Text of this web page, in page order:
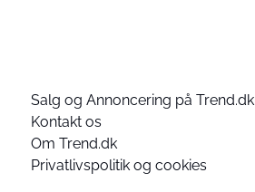
Salg og Annoncering på Trend.dk
Kontakt os
Om Trend.dk
Privatlivspolitik og cookies